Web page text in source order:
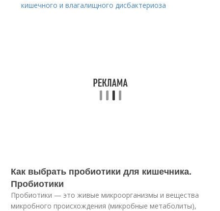
кишечного и влагалищного дисбактериоза
Как выбрать пробиотики для кишечника.
Пробиотики
Пробиотики — это живые микроорганизмы и вещества
микробного происхождения (микробные метаболиты),